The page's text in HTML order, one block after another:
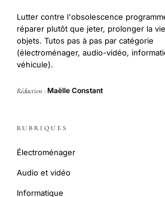
Lutter contre l'obsolescence
réparer plutôt que jeter, prolonger la
objets. Tutos pas à pas par catégorie
(électroménager, audio-vidéo,
véhicule).
Rédaction : Maëlle Constant
RUBRIQUES
Électroménager
Audio et vidéo
Informatique